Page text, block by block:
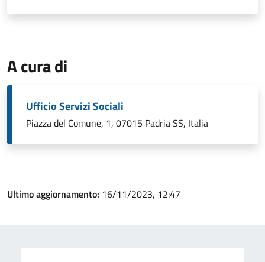
A cura di
Ufficio Servizi Sociali
Piazza del Comune, 1, 07015 Padria SS, Italia
Ultimo aggiornamento: 16/11/2023, 12:47